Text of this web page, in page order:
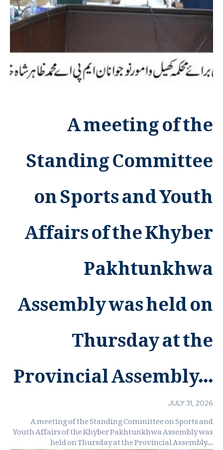
A meeting of the
Standing Committee
on Sports and Youth
Affairs of the Khyber
Pakhtunkhwa
Assembly was held on
Thursday at the
Provincial Assembly...
JULY 31, 2026
A meeting of the Standing Committee on Sports and
Youth Affairs of the Khyber Pakhtunkhwa Assembly was
held on Thursday at the Provincial Assembly...